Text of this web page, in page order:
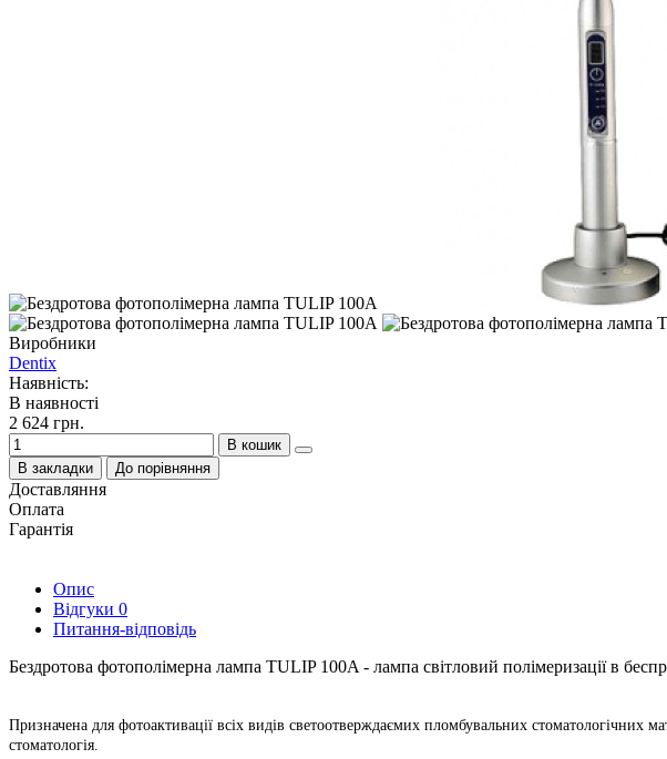
Виробники
Dentix
Наявність:
В наявності
2 624 грн.
В кошик
В закладки
До порівняння
Доставляння
Оплата
Гарантія
Опис
Відгуки 0
Питання-відповідь
Бездротова фотополімерна лампа TULIP 100A - лампа світловий полімеризації в
Призначена для фотоактивації всіх видів светоотверждаємих пломбувальних стоматологічних
стоматологія.